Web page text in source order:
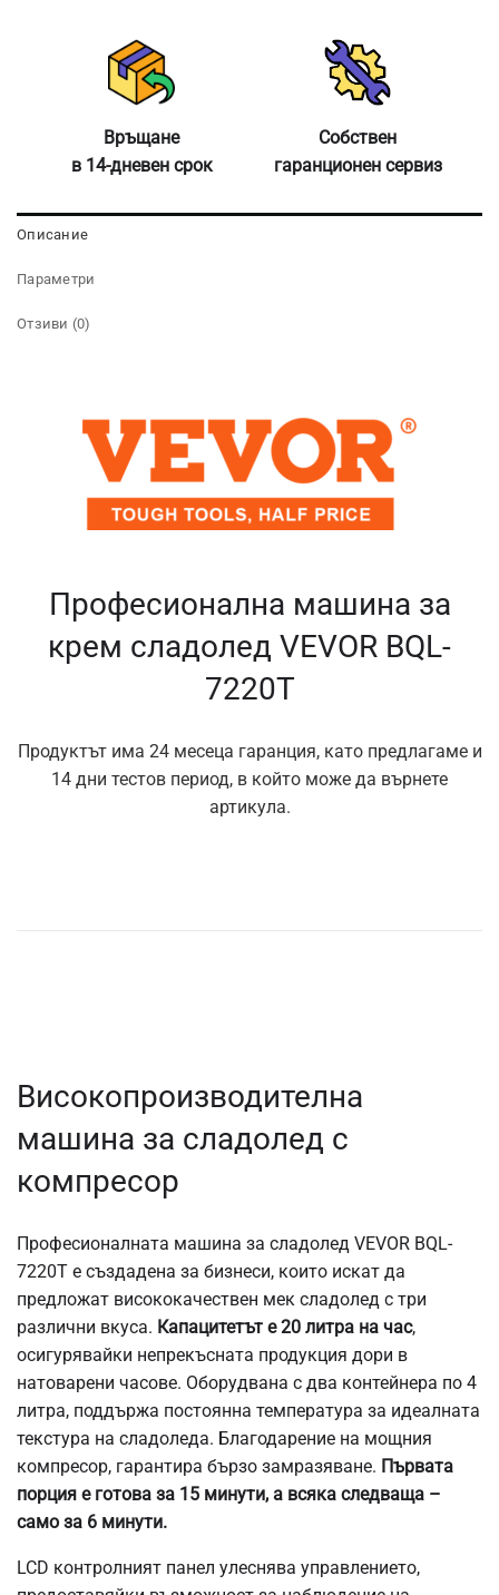
Връщане
в 14-дневен срок
Собствен
гаранционен сервиз
Описание
Параметри
Отзиви (0)
Професионална машина за
крем сладолед VEVOR BQL-
7220T
Продуктът има 24 месеца гаранция, като предлагаме и
14 дни тестов период, в който може да върнете
артикула.
Високопроизводителна
машина за сладолед с
компресор
Професионалната машина за сладолед VEVOR BQL-
7220T е създадена за бизнеси, които искат да
предложат висококачествен мек сладолед с три
различни вкуса. Капацитетът е 20 литра на час,
осигурявайки непрекъсната продукция дори в
натоварени часове. Оборудвана с два контейнера по 4
литра, поддържа постоянна температура за идеалната
текстура на сладоледа. Благодарение на мощния
компресор, гарантира бързо замразяване. Първата
порция е готова за 15 минути, а всяка следваща –
само за 6 минути.
LCD контролният панел улеснява управлението,